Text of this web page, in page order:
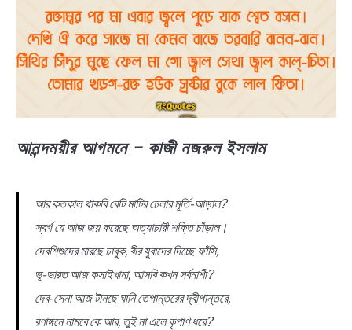
আনন্দময়ীর আগমনে – কাজী নজরুল ইসলাম
আর কতকাল থাকবি বেটি মাটির ঢেলার মূর্তি-আড়াল?
স্বর্গ যে আজ জয় করেছে অত্যাচারী শক্তি চাঁড়াল।
দেবশিশুদের মারছে চাবুক, বীর যুবাদের দিচ্ছে ফাঁসি,
ভূ-ভারত আজ কসাইখানা, আসবি কখন সর্বনাশী?
দেব-সেনা আজ টানছে ঘানি তেপান্তরের দ্বীপান্তরে,
রণাঙ্গনে নামবে কে আর, তুই না এলে কৃপাণ ধরে?